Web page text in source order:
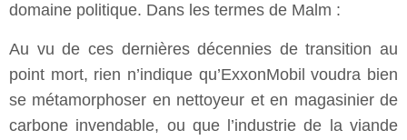
domaine politique. Dans les termes de Malm :
Au vu de ces dernières décennies de transition au
point mort, rien n’indique qu’ExxonMobil voudra bien
se métamorphoser en nettoyeur et en magasinier de
carbone invendable, ou que l’industrie de la viande